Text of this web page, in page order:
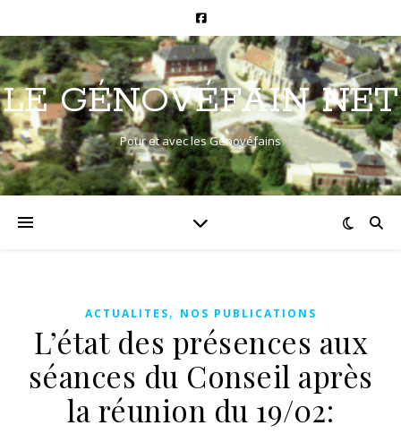
LE GÉNOVÉFAIN NET
Pour et avec les Génovéfains
ACTUALITES, NOS PUBLICATIONS
L’état des présences aux
séances du Conseil après
la réunion du 19/02: